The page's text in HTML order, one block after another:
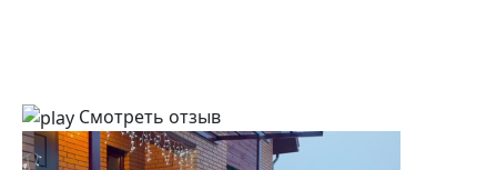
Смотреть отзыв